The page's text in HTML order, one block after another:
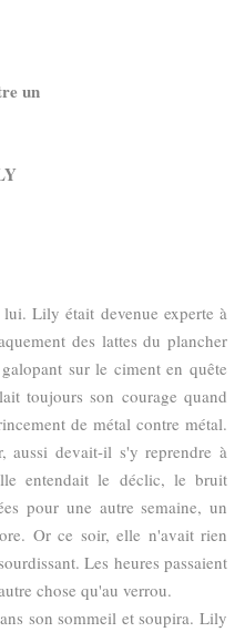
un
Lily était devenue experte à
des lattes du plancher
sur le ciment en quête
toujours son courage quand
de métal contre métal.
aussi devait-il s'y reprendre à
entendait le déclic, le bruit
pour une autre semaine, un
Or ce soir, elle n'avait rien
Les heures passaient
chose qu'au verrou.
son sommeil et soupira. Lily